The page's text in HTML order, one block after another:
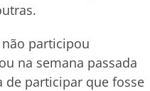
participou
na semana passada
de participar que fosse